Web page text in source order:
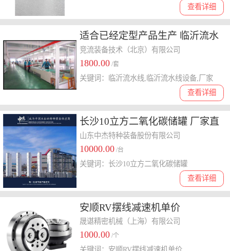
查看详细
适合已经定型产品生产 临沂流水
线 临沂流水线设备 厂家 自动化
输送线
竞流装备技术（北京）有限公司
1800.00 /套
查看详细
关键词：临沂流水线,临沂流水线设备,厂家
长沙10立方二氧化碳储罐 厂家直
供
山东中杰特种装备股份有限公司
10000.00 /台
查看详细
关键词：长沙10立方二氧化碳储罐
安顺RV摆线减速机单价
晟谌精密机械（上海）有限公司
1000.00 /个